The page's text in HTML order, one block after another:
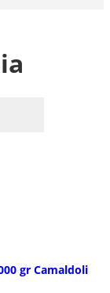
gr Camaldoli